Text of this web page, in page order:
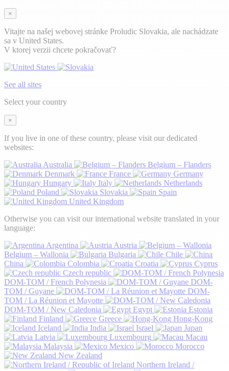
×
Vitajte na našej webovej stránke Proludic Slovakia, ale nachádzate
sa v United States.
V ktorej verzii chcete pokračovať?
See all sites
Select your country
×
If you live in one of these country, please visit our dedicated
websites:
Australia
Belgium – Flanders
Denmark
France
Germany
Hungary
Italy
Netherlands
Poland
Slovakia
Spain
United Kingdom
Otherwise you can visit our international website translated in your
language:
Argentina
Austria
Belgium – Wallonia
Bulgaria
Chile
China
Colombia Croatia
Cyprus
Czech republic
DOM-TOM / French Polynesia
DOM-
TOM / Guyane
DOM-
TOM / La Réunion et Mayotte
DOM-TOM / New Caledonia
Egypt
Estonia
Finland
Greece
Hong-Kong
Iceland
India Israel
Japan
Latvia
Luxembourg
Macau
Malaysia
Mexico
Morocco
New Zealand
Northern Ireland /